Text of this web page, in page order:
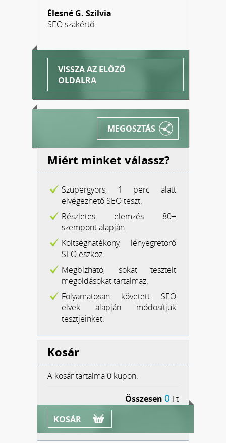
Élesné G. Szilvia
SEO szakértő
VISSZA AZ ELŐZŐ
OLDALRA
MEGOSZTÁS
Miért minket válassz?
Szupergyors, 1 perc alatt
elvégezhető SEO teszt.
Részletes elemzés 80+
szempont alapján.
Költséghatékony, lényegretörő
SEO eszköz.
Megbízható, sokat tesztelt
megoldásokat tartalmaz.
Folyamatosan követett SEO
elvek alapján módosítjuk
tesztjeinket.
Kosár
A kosár tartalma 0 kupon.
Összesen 0 Ft
KOSÁR